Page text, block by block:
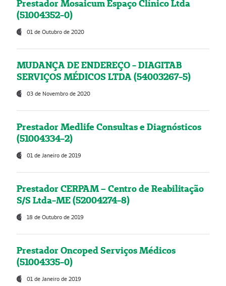
Prestador Mosaicum Espaço Clínico Ltda
(51004352-0)
01 de Outubro de 2020
MUDANÇA DE ENDEREÇO - DIAGITAB
SERVIÇOS MÉDICOS LTDA (54003267-5)
03 de Novembro de 2020
Prestador Medlife Consultas e Diagnósticos
(51004334-2)
01 de Janeiro de 2019
Prestador CERPAM – Centro de Reabilitação
S/S Ltda-ME (52004274-8)
18 de Outubro de 2019
Prestador Oncoped Serviços Médicos
(51004335-0)
01 de Janeiro de 2019